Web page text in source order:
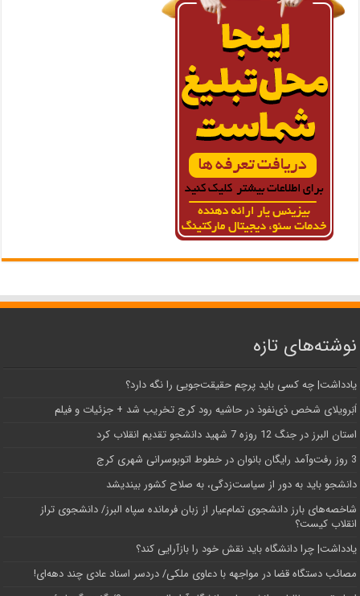
نوشته‌های تازه
یادداشت| ‌چه کسی باید پرچم حقیقت‌جویی را نگه دارد؟
اَبَر‌ویلای شخص ذی‌نفوذ در حاشیه‌ رود کرج تخریب شد + جزئیات و فیلم
استان البرز در جنگ 12 روزه 7 شهید دانشجو تقدیم انقلاب کرد
3 روز رفت‌وآمد رایگان بانوان در خطوط اتوبوسرانی شهری کرج
دانشجو باید به دور از سیاست‌زدگی، به صلاح کشور بیندیشد
شاخصه‌های بارز دانشجوی تمام‌عیار از زبان فرمانده سپاه البرز/ دانشجوی تراز
انقلاب کیست؟
یادداشت| چرا دانشگاه باید نقش خود را بازآرایی کند؟
مصائب دستگاه قضا در مواجهه با دعاوی ملکی/ دردسر اسناد عادی چند‌ دهه‌ای!